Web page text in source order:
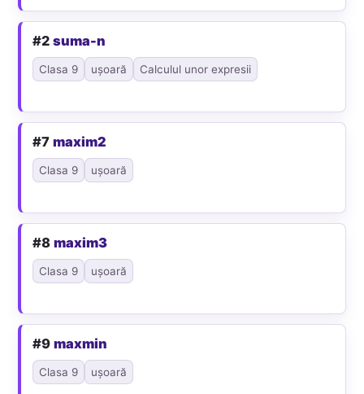
#2suma-n
Clasa 9 ușoară Calculul unor expresii
#7maxim2
Clasa 9 ușoară
#8maxim3
Clasa 9 ușoară
#9maxmin
Clasa 9 ușoară